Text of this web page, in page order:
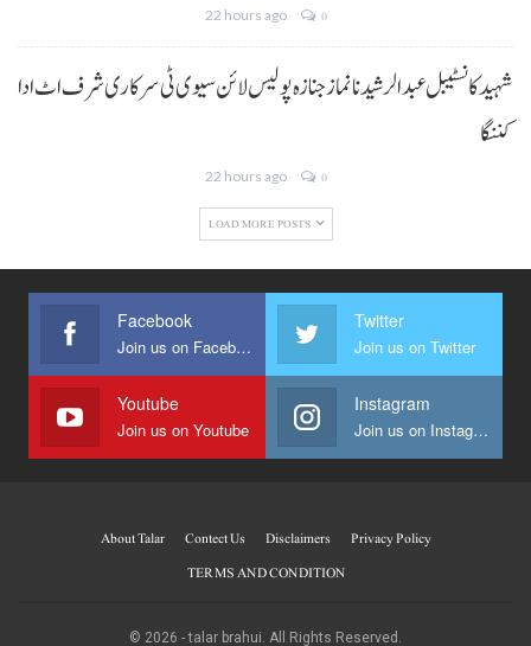
22 hours ago 0
شہید کانسٹیبل عبدالرشید نا نماز جنازہ پولیس لائن سیوی ٹی سرکاری شرف اٹ ادا
کننگا
22 hours ago 0
LOAD MORE POSTS
Facebook
Join us on Facebook
Twitter
Join us on Twitter
Youtube
Join us on Youtube
Instagram
Join us on Instagram
About Talar Contect Us Disclaimers
Privacy Policy
TERMS AND CONDITION
© 2026 - talar brahui. All Rights Reserved.